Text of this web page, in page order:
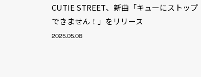
CUTIE STREET、新曲「キューにストップ
できません！」をリリース
2025.05.08